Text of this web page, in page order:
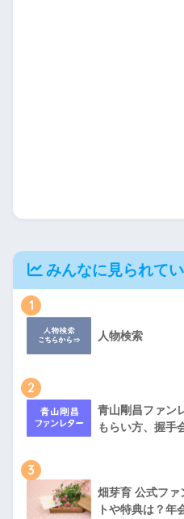
みんなに見られて
1
人物検索
2
青山剛昌ファン
もらい方、握手
3
畑芽育 公式ファ
トや特典は？年